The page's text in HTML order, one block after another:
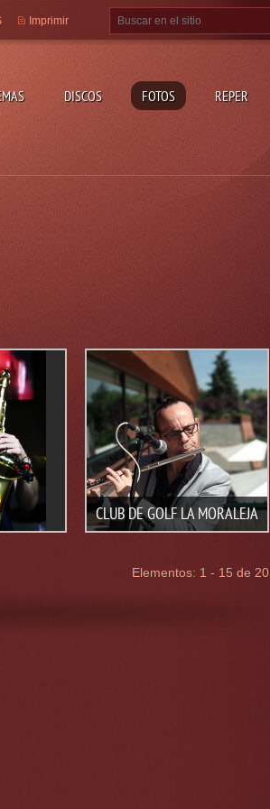
DISCOS FOTOS
REPER
Imprimir
CLUB DE GOLF LA MORALEJA
Elementos: 1 - 15 de 20